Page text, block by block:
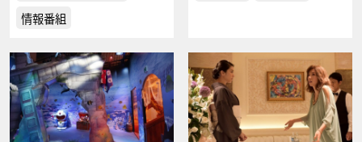
情報番組